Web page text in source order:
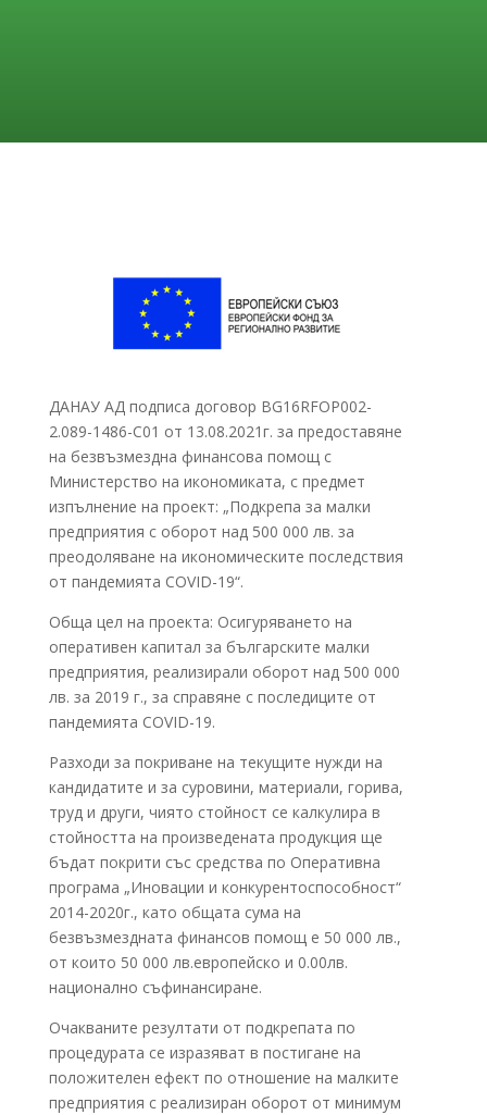
ДАНАУ АД подписа договор BG16RFOP002-
2.089-1486-C01 от 13.08.2021г. за предоставяне
на безвъзмездна финансова помощ с
Министерство на икономиката, с предмет
изпълнение на проект: „Подкрепа за малки
предприятия с оборот над 500 000 лв. за
преодоляване на икономическите последствия
от пандемията COVID-19“.
Обща цел на проекта: Осигуряването на
оперативен капитал за българските малки
предприятия, реализирали оборот над 500 000
лв. за 2019 г., за справяне с последиците от
пандемията COVID-19.
Разходи за покриване на текущите нужди на
кандидатите и за суровини, материали, горива,
труд и други, чиято стойност се калкулира в
стойността на произведената продукция ще
бъдат покрити със средства по Оперативна
програма „Иновации и конкурентоспособност“
2014-2020г., като общата сума на
безвъзмездната финансов помощ е 50 000 лв.,
от които 50 000 лв.европейско и 0.00лв.
национално съфинансиране.
Очакваните резултати от подкрепата по
процедурата се изразяват в постигане на
положителен ефект по отношение на малките
предприятия с реализиран оборот от минимум